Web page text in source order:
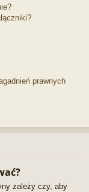
prawnych
zależy czy, aby